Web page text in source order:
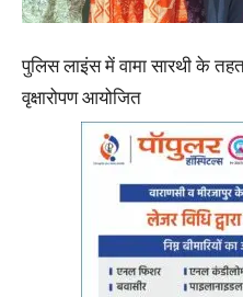
पुलिस लाइंस में वामा सारथी के
वृक्षारोपण आयोजित